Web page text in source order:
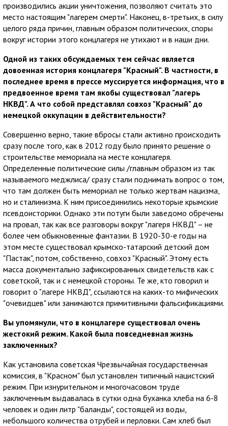
производились акции уничтожения, позволяют считать это
место настоящим "лагерем смерти". Наконец, в-третьих, в силу
целого ряда причин, главным образом политических, споры
вокруг истории этого концлагеря не утихают и в наши дни.
Одной из таких обсуждаемых тем сейчас является
довоенная история концлагеря "Красный". В частности, в
последнее время в прессе муссируется информация, что в
предвоенное время там якобы существовал "лагерь
НКВД". А что собой представлял совхоз "Красный" до
немецкой оккупации в действительности?
Совершенно верно, такие вбросы стали активно происходить
сразу после того, как в 2012 году было принято решение о
строительстве мемориала на месте концлагеря.
Определенные политические силы /главным образом из так
называемого меджлиса/ сразу стали поднимать вопрос о том,
что там должен быть мемориал не только жертвам нацизма,
но и сталинизма. К ним присоединились некоторые крымские
псевдоисторики. Однако эти потуги были заведомо обречены
на провал, так как все разговоры вокруг "лагеря НКВД" – не
более чем обыкновенные фантазии. В 1920-30-е годы на
этом месте существовал крымско-татарский детский дом
"Пастак", потом, собственно, совхоз "Красный". Этому есть
масса документально зафиксированных свидетельств как с
советской, так и с немецкой стороны. Те же, кто говорил и
говорит о "лагере НКВД", ссылаются на каких-то мифических
"очевидцев" или занимаются примитивными фальсификациями.
Вы упомянули, что в концлагере существовал очень
жестокий режим. Какой была повседневная жизнь
заключенных?
Как установила советская Чрезвычайная государственная
комиссия, в "Красном" был установлен типичный нацистский
режим. При изнурительном и многочасовом труде
заключенным выдавалась в сутки одна буханка хлеба на 6-8
человек и один литр "баланды", состоящей из воды,
небольшого количества отрубей и перловки. Сам хлеб был